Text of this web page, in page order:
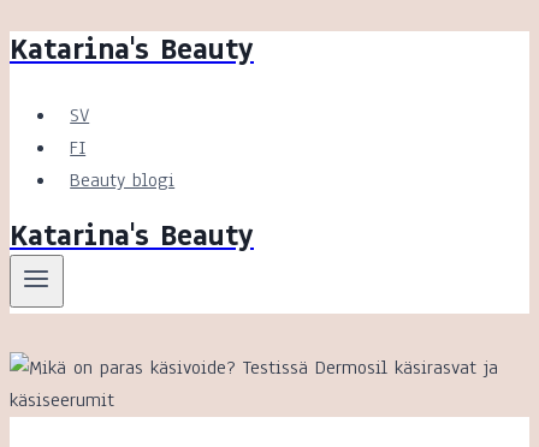
Siirry
Katarina's Beauty
SV
FI
Beauty blogi
Katarina's Beauty